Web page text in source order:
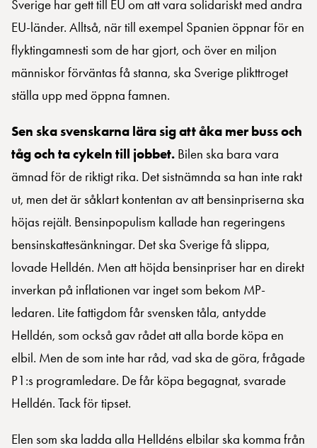
Sverige har gett till EU om att vara solidariskt med andra
EU-länder. Alltså, när till exempel Spanien öppnar för en
flyktingamnesti som de har gjort, och över en miljon
människor förväntas få stanna, ska Sverige plikttroget
ställa upp med öppna famnen.
Sen ska svenskarna lära sig att åka mer buss och
tåg och ta cykeln till jobbet. Bilen ska bara vara
ämnad för de riktigt rika. Det sistnämnda sa han inte rakt
ut, men det är såklart kontentan av att bensinpriserna ska
höjas rejält. Bensinpopulism kallade han regeringens
bensinskattesänkningar. Det ska Sverige få slippa,
lovade Helldén. Men att höjda bensinpriser har en direkt
inverkan på inflationen var inget som bekom MP-
ledaren. Lite fattigdom får svensken tåla, antydde
Helldén, som också gav rådet att alla borde köpa en
elbil. Men de som inte har råd, vad ska de göra, frågade
P1:s programledare. De får köpa begagnat, svarade
Helldén. Tack för tipset.
Elen som ska ladda alla Helldéns elbilar ska komma från